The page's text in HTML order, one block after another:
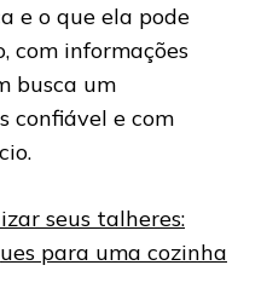
e o que ela pode
com informações
busca um
confiável e com
seus talheres:
para uma cozinha